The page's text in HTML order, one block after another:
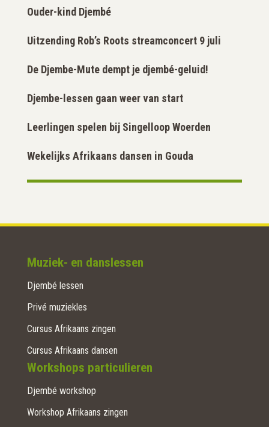
Ouder-kind Djembé
Uitzending Rob’s Roots streamconcert 9 juli
De Djembe-Mute dempt je djembé-geluid!
Djembe-lessen gaan weer van start
Leerlingen spelen bij Singelloop Woerden
Wekelijks Afrikaans dansen in Gouda
Muziek- en danslessen
Djembé lessen
Privé muziekles
Cursus Afrikaans zingen
Cursus Afrikaans dansen
Workshops particulieren
Djembé workshop
Workshop Afrikaans zingen